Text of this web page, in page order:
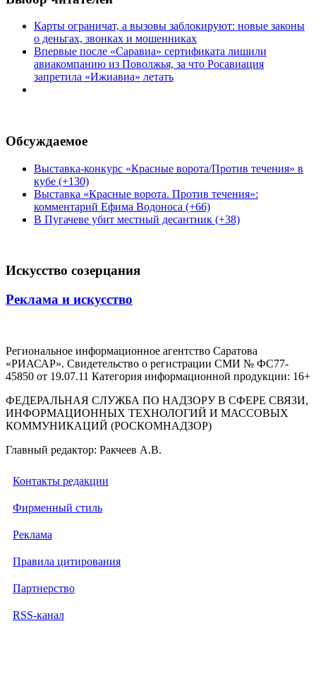
Карты ограничат, а вызовы заблокируют: новые законы
о деньгах, звонках и мошенниках
Впервые после «Саравиа» сертификата лишили
авиакомпанию из Поволжья, за что Росавиация
запретила «Ижиавиа» летать
Обсуждаемое
Выставка-конкурс «Красные ворота/Против течения» в
кубе (+130)
Выставка «Красные ворота. Против течения»:
комментарий Ефима Водоноса (+66)
В Пугачеве убит местный десантник (+38)
Искусство созерцания
Реклама и искусство
Региональное информационное агентство Саратова
«РИАСАР». Свидетельство о регистрации СМИ № ФС77-
45850 от 19.07.11 Категория информационной продукции: 16+
ФЕДЕРАЛЬНАЯ СЛУЖБА ПО НАДЗОРУ В СФЕРЕ СВЯЗИ,
ИНФОРМАЦИОННЫХ ТЕХНОЛОГИЙ И МАССОВЫХ
КОММУНИКАЦИЙ (РОСКОМНАДЗОР)
Главный редактор: Ракчеев А.В.
Контакты редакции
Фирменный стиль
Реклама
Правила цитирования
Партнерство
RSS-канал